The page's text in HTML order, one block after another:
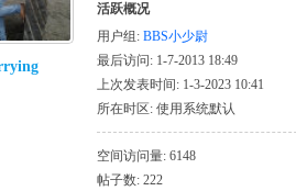
活跃概况
用户组: BBS小少尉
最后访问: 1-7-2013 18:49
上次发表时间: 1-3-2023 10:41
所在时区: 使用系统默认
空间访问量: 6148
帖子数: 222